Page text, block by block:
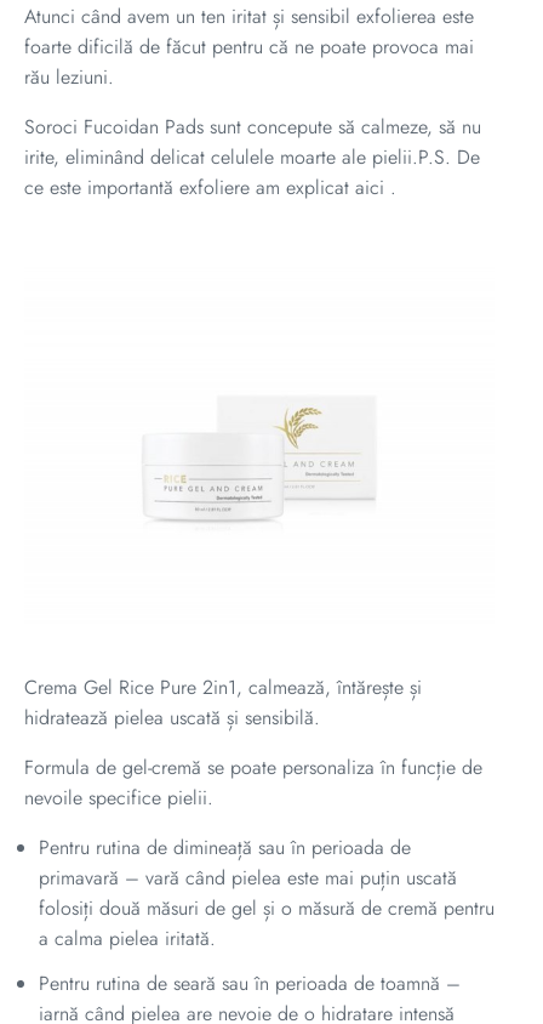
Atunci când avem un ten iritat și sensibil exfolierea este
foarte dificilă de făcut pentru că ne poate provoca mai
rău leziuni.
Soroci Fucoidan Pads sunt concepute să calmeze, să nu
irite, eliminând delicat celulele moarte ale pielii.P.S. De
ce este importantă exfoliere am explicat aici .
Crema Gel Rice Pure 2in1, calmează, întărește și
hidratează pielea uscată și sensibilă.
Formula de gel-cremă se poate personaliza în funcție de
nevoile specifice pielii.
Pentru rutina de dimineață sau în perioada de
primavară – vară când pielea este mai puțin uscată
folosiți două măsuri de gel și o măsură de cremă pentru
a calma pielea iritată.
Pentru rutina de seară sau în perioada de toamnă –
iarnă când pielea are nevoie de o hidratare intensă